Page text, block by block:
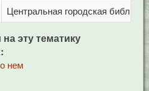
Центральная городская
эту тематику
нем